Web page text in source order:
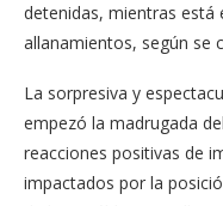
detenidas, mientras está
allanamientos, se­gún se
La sorpresiva y
empezó la madrugada
reacciones positivas de
impactados por la